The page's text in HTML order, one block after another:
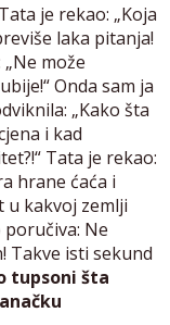
je rekao: „Koja
laka pitanja!
može
Onda sam ja
„Kako šta
i kad
Tata je rekao:
hrane ćaća i
u kakvoj zemlji
poručiva: Ne
Takve isti sekund
tupsoni šta